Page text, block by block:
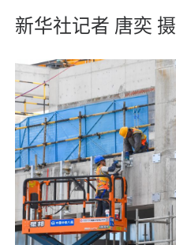
新华社记者 唐奕 摄